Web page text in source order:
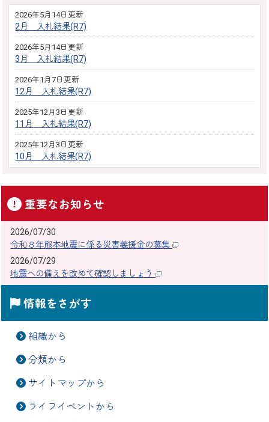
2026年5月14日更新
2月 入札結果(R7)
2026年5月14日更新
3月 入札結果(R7)
2026年1月7日更新
12月 入札結果(R7)
2025年12月3日更新
11月 入札結果(R7)
2025年12月3日更新
10月 入札結果(R7)
重要なお知らせ
2026/07/30
令和８年熊本地震に係る災害義援金の募集
2026/07/29
地震への備えを改めて確認しましょう
情報をさがす
組織から
分類から
サイトマップから
ライフイベントから